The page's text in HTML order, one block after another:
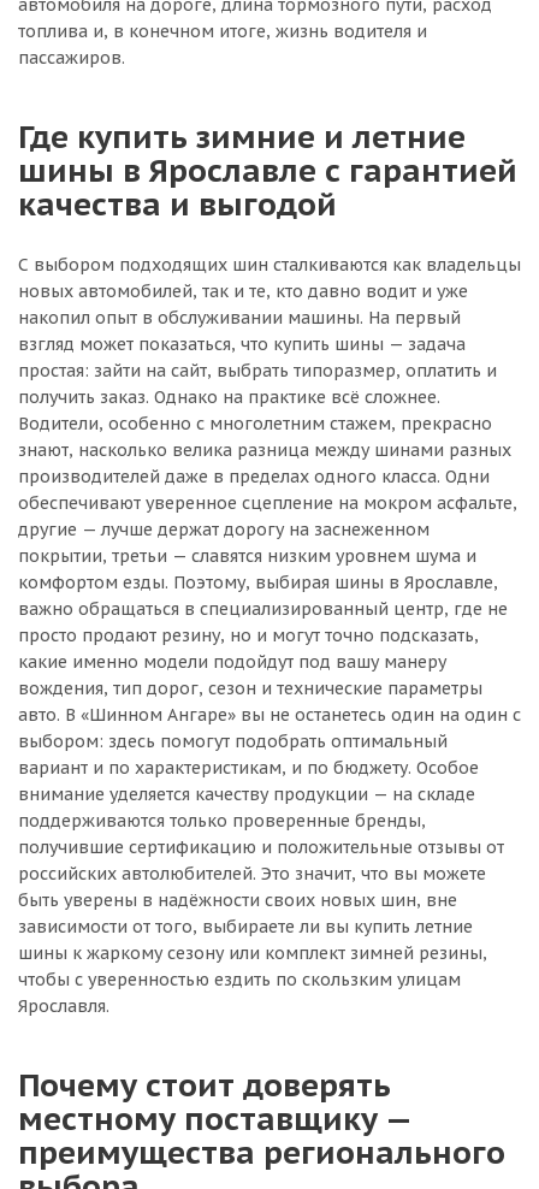
автомобиля на дороге, длина тормозного пути, расход
топлива и, в конечном итоге, жизнь водителя и
пассажиров.
Где купить зимние и летние
шины в Ярославле с гарантией
качества и выгодой
С выбором подходящих шин сталкиваются как владельцы
новых автомобилей, так и те, кто давно водит и уже
накопил опыт в обслуживании машины. На первый
взгляд может показаться, что купить шины — задача
простая: зайти на сайт, выбрать типоразмер, оплатить и
получить заказ. Однако на практике всё сложнее.
Водители, особенно с многолетним стажем, прекрасно
знают, насколько велика разница между шинами разных
производителей даже в пределах одного класса. Одни
обеспечивают уверенное сцепление на мокром асфальте,
другие — лучше держат дорогу на заснеженном
покрытии, третьи — славятся низким уровнем шума и
комфортом езды. Поэтому, выбирая шины в Ярославле,
важно обращаться в специализированный центр, где не
просто продают резину, но и могут точно подсказать,
какие именно модели подойдут под вашу манеру
вождения, тип дорог, сезон и технические параметры
авто. В «Шинном Ангаре» вы не останетесь один на один с
выбором: здесь помогут подобрать оптимальный
вариант и по характеристикам, и по бюджету. Особое
внимание уделяется качеству продукции — на складе
поддерживаются только проверенные бренды,
получившие сертификацию и положительные отзывы от
российских автолюбителей. Это значит, что вы можете
быть уверены в надёжности своих новых шин, вне
зависимости от того, выбираете ли вы купить летние
шины к жаркому сезону или комплект зимней резины,
чтобы с уверенностью ездить по скользким улицам
Ярославля.
Почему стоит доверять
местному поставщику —
преимущества регионального